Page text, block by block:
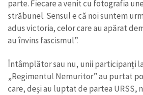
parte. Fiecare a venit cu fotografia
străbunel. Sensul e că noi suntem
adus victoria, celor care au apărat
au învins fascismul”.
Întâmplător sau nu, unii participanți
„Regimentul Nemuritor” au purtat
care, deși au luptat de partea URSS,